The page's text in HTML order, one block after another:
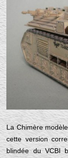
La Chimère
cette version
blindée du VCBI